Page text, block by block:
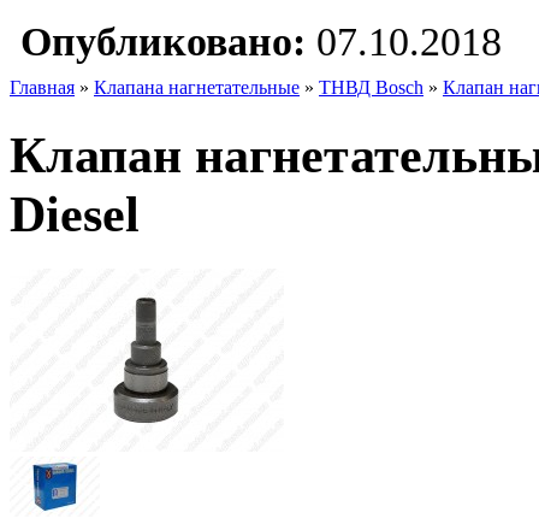
Опубликовано: 07.10.2018
Главная » Клапана нагнетательные » ТНВД Bosch » Клапан
Клапан
Diesel